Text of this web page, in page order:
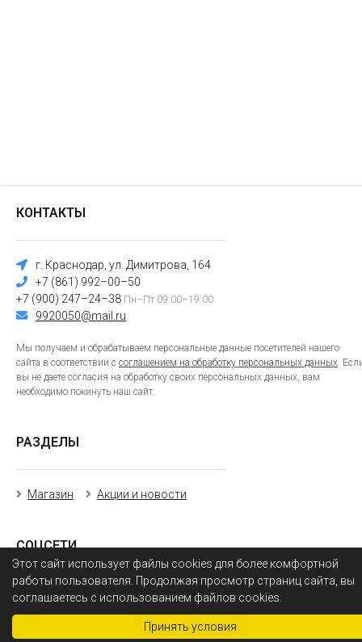
Принять условия
Этот сайт использует файлы cookies для более комфортной
работы пользователя. Продолжая просмотр страниц сайта, вы
соглашаетесь с использованием файлов cookies.
КОНТАКТЫ
г. Краснодар, ул. Димитрова, 164
+7 (861) 992–00–50
+7 (900) 247–24–38 Пн–Пт 09:00–19:00
9920050@mail.ru
Мы получаем и обрабатываем персональные данные посетителей нашего
сайта в соответствии с соглашением на обработку персональных данных.
вы не даете согласия на обработку своих персональных данных, вам
необходимо покинуть наш сайт.
РАЗДЕЛЫ
Магазин Акции и новости
СОЦСЕТИ